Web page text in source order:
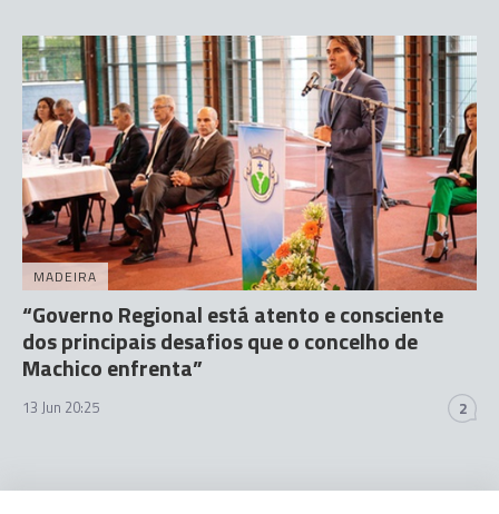
MADEIRA
“Governo Regional está atento e consciente
dos principais desafios que o concelho de
Machico enfrenta”
13 Jun 20:25 2